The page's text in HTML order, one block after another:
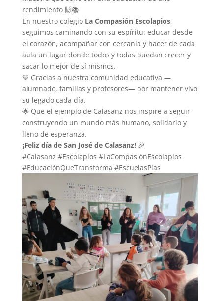
rendimiento 🙌📚
En nuestro colegio La Compasión Escolapios,
seguimos caminando con su espíritu: educar desde
el corazón, acompañar con cercanía y hacer de cada
aula un lugar donde todos y todas puedan crecer y
sacar lo mejor de sí mismos.
💙 Gracias a nuestra comunidad educativa —
alumnado, familias y profesores— por mantener vivo
su legado cada día.
🌟 Que el ejemplo de Calasanz nos inspire a seguir
construyendo un mundo más humano, solidario y
lleno de esperanza.
¡Feliz día de San José de Calasanz!🎉
#Calasanz #Escolapios #LaCompasiónEscolapios
#EducaciónQueTransforma #EscuelasPías